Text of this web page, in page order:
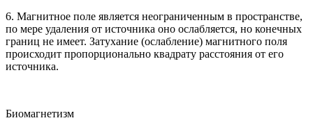
6. Магнитное поле является неограниченным в пространстве,
по мере удаления от источника оно ослабляется, но конечных
границ не имеет. Затухание (ослабление) магнитного поля
происходит пропорционально квадрату расстояния от его
источника.
Биомагнетизм